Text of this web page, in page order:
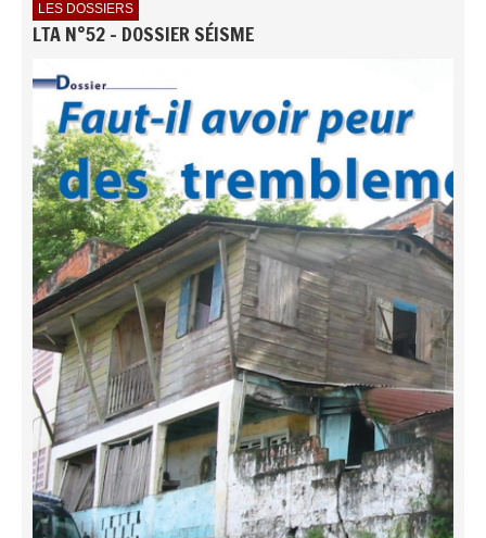
LES DOSSIERS
LTA N°52 - DOSSIER SÉISME